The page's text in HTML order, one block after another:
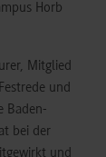
Horb
Mitglied
und
Baden-
bei der
und